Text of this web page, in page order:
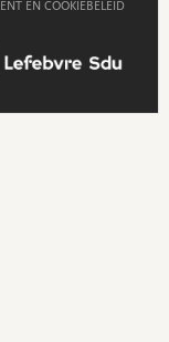
EN COOKIEBELEID